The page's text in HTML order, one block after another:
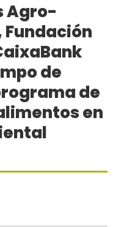
Agro-
de
de
en